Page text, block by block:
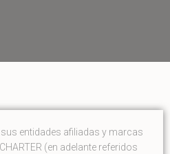
sus entidades afiliadas y marcas
(en adelante referidos